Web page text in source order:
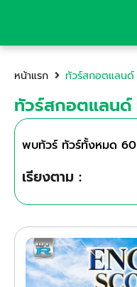
หน้าแรก ทัวร์สกอตแลนด์
ทัวร์สกอตแลนด์
พบทัวร์ ทัวร์ทั้งหมด 60
เรียงตาม :